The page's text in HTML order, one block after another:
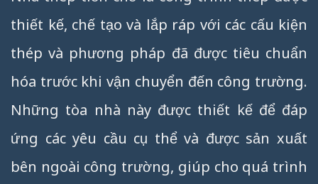
thiết kế, chế tạo và lắp ráp với các cấu kiện
thép và phương pháp đã được tiêu chuẩn
hóa trước khi vận chuyển đến công trường.
Những tòa nhà này được thiết kế để đáp
ứng các yêu cầu cụ thể và được sản xuất
bên ngoài công trường, giúp cho quá trình